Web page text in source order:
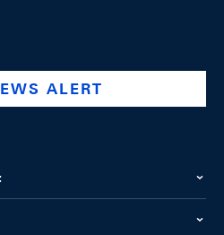
company/swiss-national-
@swissnationalbank
ALERT